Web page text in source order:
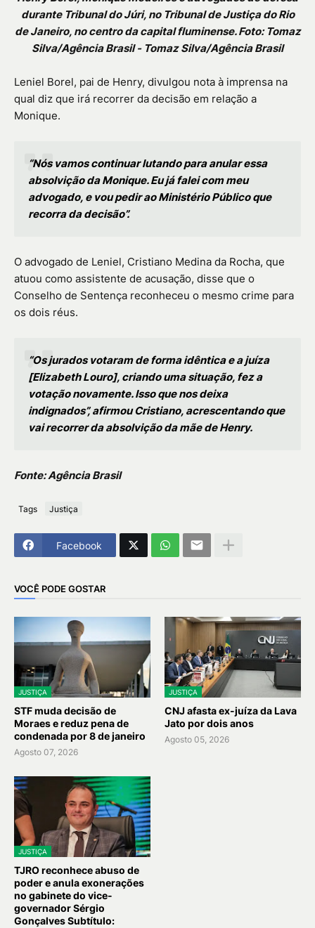
durante Tribunal do Júri, no Tribunal de Justiça do Rio
de Janeiro, no centro da capital fluminense. Foto: Tomaz
Silva/Agência Brasil - Tomaz Silva/Agência Brasil
Leniel Borel, pai de Henry, divulgou nota à imprensa na
qual diz que irá recorrer da decisão em relação a
Monique.
“Nós vamos continuar lutando para anular essa
absolvição da Monique. Eu já falei com meu
advogado, e vou pedir ao Ministério Público que
recorra da decisão”.
O advogado de Leniel, Cristiano Medina da Rocha, que
atuou como assistente de acusação, disse que o
Conselho de Sentença reconheceu o mesmo crime para
os dois réus.
“Os jurados votaram de forma idêntica e a juíza
[Elizabeth Louro], criando uma situação, fez a
votação novamente. Isso que nos deixa
indignados”, afirmou Cristiano, acrescentando que
vai recorrer da absolvição da mãe de Henry.
Fonte: Agência Brasil
Tags Justiça
Facebook
VOCÊ PODE GOSTAR
JUSTIÇA
STF muda decisão de
Moraes e reduz pena de
condenada por 8 de janeiro
Agosto 07, 2026
JUSTIÇA
CNJ afasta ex-juíza da Lava
Jato por dois anos
Agosto 05, 2026
JUSTIÇA
TJRO reconhece abuso de
poder e anula exonerações
no gabinete do vice-
governador Sérgio
Gonçalves Subtítulo: